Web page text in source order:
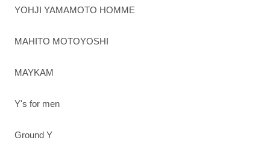
YOHJI YAMAMOTO HOMME
MAHITO MOTOYOSHI
MAYKAM
Y's for men
Ground Y